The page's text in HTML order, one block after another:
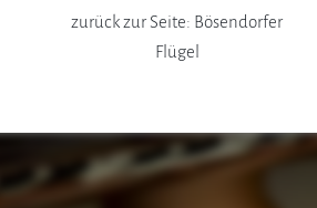
zurück zur Seite: Bösendorfer
Flügel